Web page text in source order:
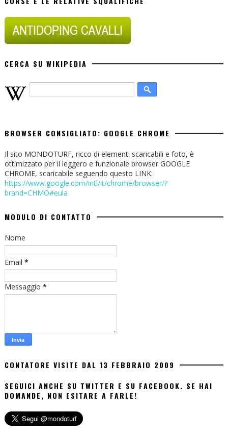
CERCA SU WIKIPEDIA
BROWSER CONSIGLIATO: GOOGLE CHROME
Il sito MONDOTURF, ricco di elementi scaricabili e foto, è
ottimizzato per il leggero e funzionale browser GOOGLE
CHROME, scaricabile seguendo questo LINK:
https://www.google.com/intl/it/chrome/browser/?
brand=CHMO#eula
MODULO DI CONTATTO
Nome
Email *
Messaggio *
CONTATORE VISITE DAL 13 FEBBRAIO 2009
SEGUICI ANCHE SU TWITTER E SU FACEBOOK. SE HAI
DOMANDE, NON ESITARE A FARLE!